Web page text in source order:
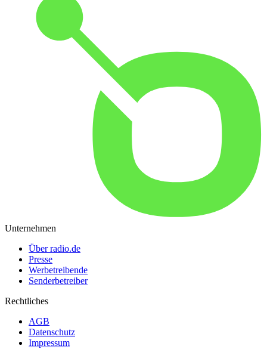
Unternehmen
Über radio.de
Presse
Werbetreibende
Senderbetreiber
Rechtliches
AGB
Datenschutz
Impressum